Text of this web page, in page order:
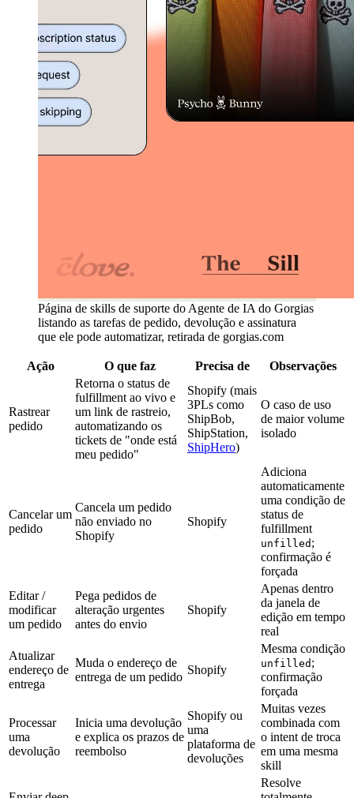
Página de skills de suporte do Agente de IA do Gorgias
listando as tarefas de pedido, devolução e assinatura
que ele pode automatizar, retirada de gorgias.com
Ação O que faz Precisa de Observações
Rastrear
pedido
Retorna o status de
fulfillment ao vivo e
um link de rastreio,
automatizando os
tickets de "onde está
meu pedido"
Shopify (mais
3PLs como
ShipBob,
ShipStation,
ShipHero)
O caso de uso
de maior volume
isolado
Cancelar um
pedido
Cancela um pedido
não enviado no
Shopify
Shopify
Adiciona
automaticamente
uma condição de
status de
fulfillment
unfilled ;
confirmação é
forçada
Editar /
modificar
um pedido
Pega pedidos de
alteração urgentes
antes do envio
Shopify
Apenas dentro
da janela de
edição em tempo
real
Atualizar
endereço de
entrega
Muda o endereço de
entrega de um pedido
Shopify
Mesma condição
unfilled ;
confirmação
forçada
Processar
uma
devolução
Inicia uma devolução
e explica os prazos de
reembolso
Shopify ou
uma
plataforma de
devoluções
Muitas vezes
combinada com
o intent de troca
em uma mesma
skill
Resolve